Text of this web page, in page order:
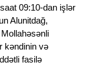
09:10-dan işlər
Alunitdağ,
kəndinin və
fasilə